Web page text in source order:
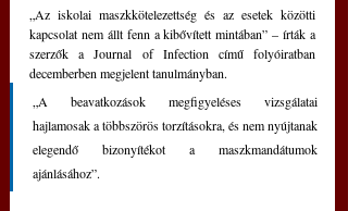
„Az iskolai maszkkötelezettség és az esetek közötti
kapcsolat nem állt fenn a kibővített mintában” – írták a
szerzők a Journal of Infection című folyóiratban
decemberben megjelent tanulmányban.
„A beavatkozások megfigyeléses vizsgálatai
hajlamosak a többszörös torzításokra, és nem nyújtanak
elegendő bizonyítékot a maszkmandátumok
ajánlásához”.